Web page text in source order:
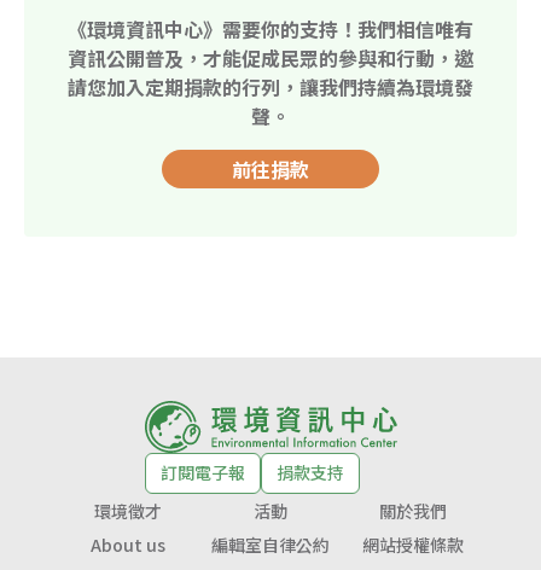
《環境資訊中心》需要你的支持！我們相信唯有
資訊公開普及，才能促成民眾的參與和行動，邀
請您加入定期捐款的行列，讓我們持續為環境發
聲。
前往捐款
訂閱電子報
捐款支持
環境徵才
活動
關於我們
About us
編輯室自律公約
網站授權條款